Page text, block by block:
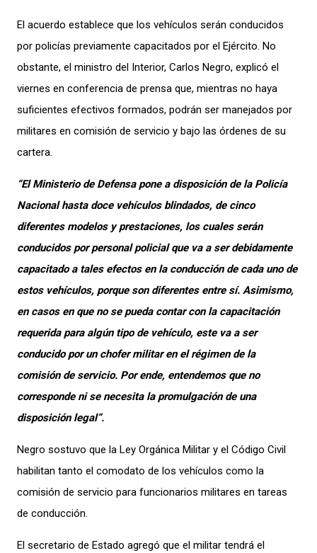
El acuerdo establece que los vehículos serán conducidos
por policías previamente capacitados por el Ejército. No
obstante, el ministro del Interior, Carlos Negro, explicó el
viernes en conferencia de prensa que, mientras no haya
suficientes efectivos formados, podrán ser manejados por
militares en comisión de servicio y bajo las órdenes de su
cartera.
“El Ministerio de Defensa pone a disposición de la Policía
Nacional hasta doce vehículos blindados, de cinco
diferentes modelos y prestaciones, los cuales serán
conducidos por personal policial que va a ser debidamente
capacitado a tales efectos en la conducción de cada uno de
estos vehículos, porque son diferentes entre sí. Asimismo,
en casos en que no se pueda contar con la capacitación
requerida para algún tipo de vehículo, este va a ser
conducido por un chofer militar en el régimen de la
comisión de servicio. Por ende, entendemos que no
corresponde ni se necesita la promulgación de una
disposición legal”.
Negro sostuvo que la Ley Orgánica Militar y el Código Civil
habilitan tanto el comodato de los vehículos como la
comisión de servicio para funcionarios militares en tareas
de conducción.
El secretario de Estado agregó que el militar tendrá el